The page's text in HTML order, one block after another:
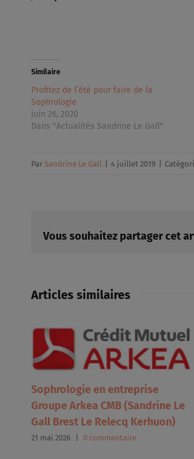
Similaire
Profitez de l’été pour faire de la
Sophrologie
juin 26, 2020
Dans "Actualités Sandrine Le Gall"
Par Sandrine Le Gall 4 juillet 2019
Vous souhaitez partager cet
Articles similaires
Sophrologie en entreprise
Groupe Arkea CMB (Sandrine Le
Gall Brest Le Relecq Kerhuon)
21 mai 2026 0 commentaire